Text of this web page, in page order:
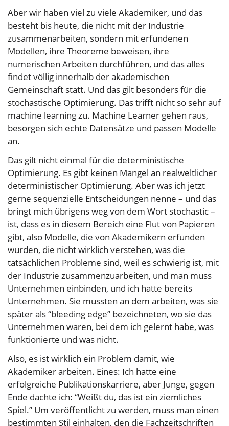
Aber wir haben viel zu viele Akademiker, und das
besteht bis heute, die nicht mit der Industrie
zusammenarbeiten, sondern mit erfundenen
Modellen, ihre Theoreme beweisen, ihre
numerischen Arbeiten durchführen, und das alles
findet völlig innerhalb der akademischen
Gemeinschaft statt. Und das gilt besonders für die
stochastische Optimierung. Das trifft nicht so sehr auf
machine learning zu. Machine Learner gehen raus,
besorgen sich echte Datensätze und passen Modelle
an.
Das gilt nicht einmal für die deterministische
Optimierung. Es gibt keinen Mangel an realweltlicher
deterministischer Optimierung. Aber was ich jetzt
gerne sequenzielle Entscheidungen nenne – und das
bringt mich übrigens weg von dem Wort stochastic –
ist, dass es in diesem Bereich eine Flut von Papieren
gibt, also Modelle, die von Akademikern erfunden
wurden, die nicht wirklich verstehen, was die
tatsächlichen Probleme sind, weil es schwierig ist, mit
der Industrie zusammenzuarbeiten, und man muss
Unternehmen einbinden, und ich hatte bereits
Unternehmen. Sie mussten an dem arbeiten, was sie
später als “bleeding edge” bezeichneten, wo sie das
Unternehmen waren, bei dem ich gelernt habe, was
funktionierte und was nicht.
Also, es ist wirklich ein Problem damit, wie
Akademiker arbeiten. Eines: Ich hatte eine
erfolgreiche Publikationskarriere, aber Junge, gegen
Ende dachte ich: “Weißt du, das ist ein ziemliches
Spiel.” Um veröffentlicht zu werden, muss man einen
bestimmten Stil einhalten, den die Fachzeitschriften